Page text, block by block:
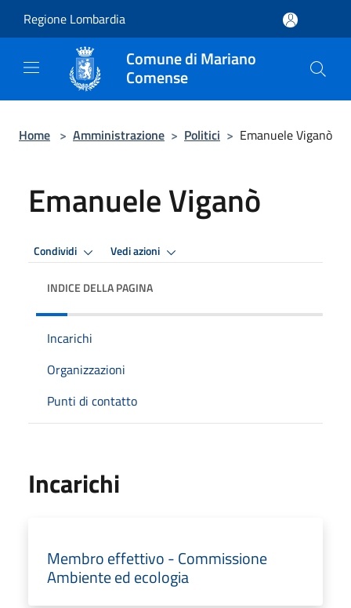
Regione Lombardia
Comune di Mariano
Comense
Home > Amministrazione > Politici > Emanuele Viganò
Emanuele Viganò
Condividi Vedi azioni
INDICE DELLA PAGINA
Incarichi
Organizzazioni
Punti di contatto
Incarichi
Membro effettivo - Commissione
Ambiente ed ecologia